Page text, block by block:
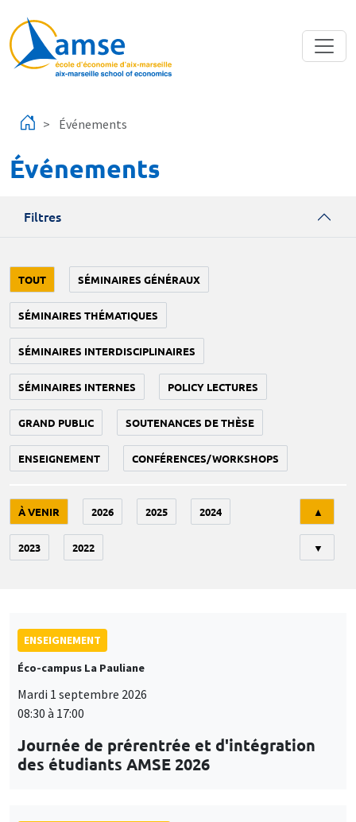
Événements
Événements
Filtres
TOUT SÉMINAIRES GÉNÉRAUX
SÉMINAIRES THÉMATIQUES
SÉMINAIRES INTERDISCIPLINAIRES
SÉMINAIRES INTERNES POLICY LECTURES
GRAND PUBLIC SOUTENANCES DE THÈSE
ENSEIGNEMENT CONFÉRENCES/WORKSHOPS
À VENIR 2026 2025 2024
2023 2022
▲
▼
ENSEIGNEMENT
Éco-campus La Pauliane
Mardi 1 septembre 2026
08:30 à 17:00
Journée de prérentrée et d'intégration
des étudiants AMSE 2026